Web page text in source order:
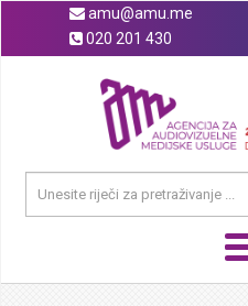
amu@amu.me
020 201 430